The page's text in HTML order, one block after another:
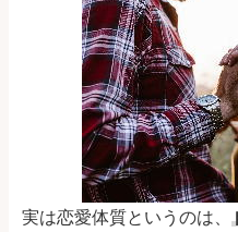
実は恋愛体質というのは、